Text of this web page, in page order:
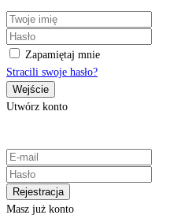
Zapamiętaj mnie
Stracili swoje hasło?
Utwórz konto
Masz już konto